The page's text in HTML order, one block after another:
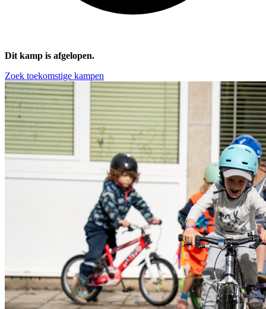
Dit kamp is afgelopen.
Zoek toekomstige kampen